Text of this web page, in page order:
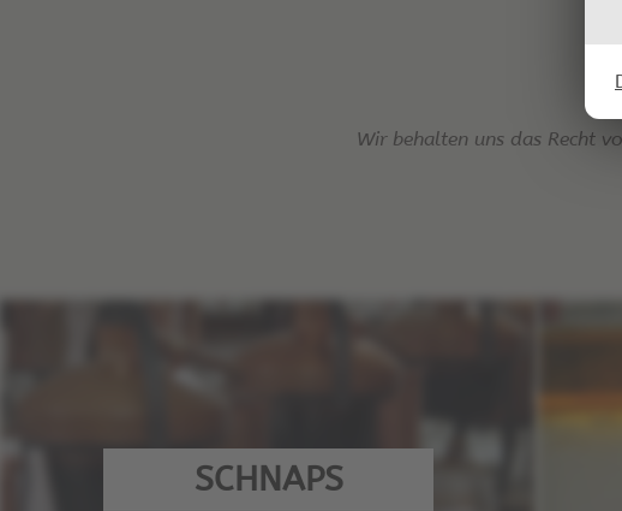
Wir behalten uns das Recht
SCHNAPS